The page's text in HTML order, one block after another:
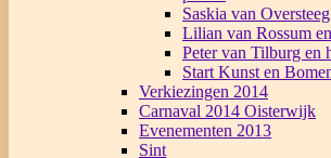
Saskia van
Lilian van Rossum
Peter van Tilburg en
Start Kunst en
Verkiezingen 2014
Carnaval 2014 Oisterwijk
Evenementen 2013
Sint